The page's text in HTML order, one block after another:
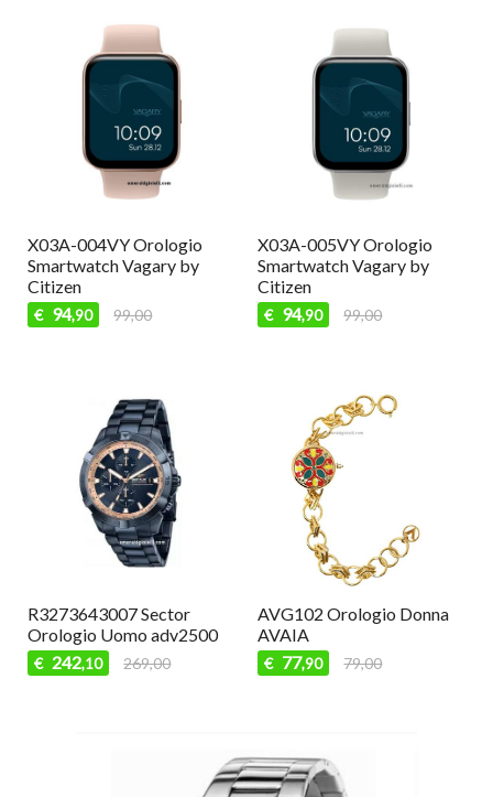
X03A-004VY Orologio
Smartwatch Vagary by
Citizen
€ 94,90 99,00
X03A-005VY Orologio
Smartwatch Vagary by
Citizen
€ 94,90 99,00
R3273643007 Sector
Orologio Uomo adv2500
€ 242,10 269,00
AVG102 Orologio Donna
AVAIA
€ 77,90 79,00